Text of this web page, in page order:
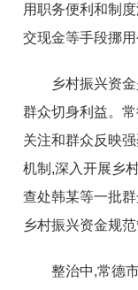
用职务便利和制
交现金等手段挪用
乡村振兴资
群众切身利益。
关注和群众反映
机制,深入开展乡
查处韩某等一批
乡村振兴资金规范
整治中,常德